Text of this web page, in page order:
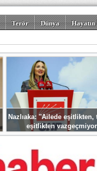
Terör Dünya
Nazlıaka: ''Ailede eşitlikten,
eşitlikten